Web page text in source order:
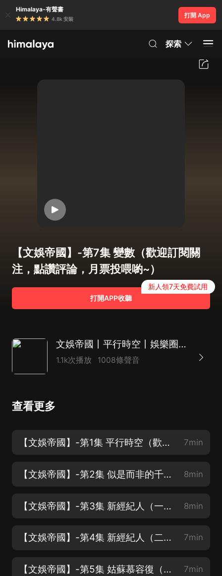
Himalaya-有聲書
4.8k 安裝
打開 App
探索
【文娛帝國】-第7集 變數（歡迎訂閱關
注，點讚評論，月票投喂喲~）
打開APP收聽
新人領7天免費試用
文娛帝國丨平行時空丨娛樂圈丨爽文丨精品多播
1.1k次播放 1008條聲音
查看更多
【文娛帝國】-第1集 平行時空（歡迎訂閱關注，點讚評論，月票投喂喲~） 7min
【文娛帝國】-第2集 似是而非的千禧年（歡迎訂閱關注，點讚評論，月票投喂喲~） 8min
【文娛帝國】-第3集 新經紀人（一）（歡迎訂閱關注，點讚評論，月票投喂喲~） 8min
【文娛帝國】-第4集 新經紀人（二）（歡迎訂閱關注，點讚評論，月票投喂喲~） 7min
【文娛帝國】-第5集 姑蘇慕容復（歡迎訂閱關注，點讚評論，月票投喂喲~） 7min